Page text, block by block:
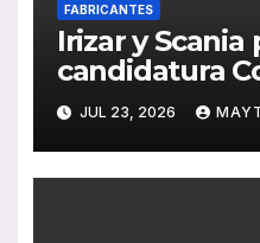
FABRICANTES
Irizar y
candidatura
2027 con el
plataforma
JUL 23, 2026